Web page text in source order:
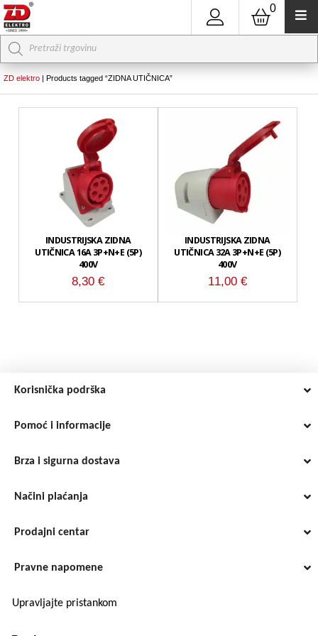
0
Products
search
ZD elektro | Products tagged “ZIDNA UTIČNICA”
INDUSTRIJSKA ZIDNA
UTIČNICA 16A 3P+N+E (5P)
400V
8,30€
INDUSTRIJSKA ZIDNA
UTIČNICA 32A 3P+N+E (5P)
400V
11,00€
Korisnička podrška
Pomoć i informacije
Brza i sigurna dostava
Načini plaćanja
Prodajni centar
Pravne napomene
Upravljajte pristankom